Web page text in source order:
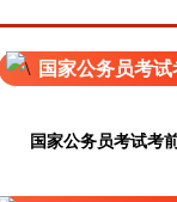
国家公务员考
国家公务员考试考